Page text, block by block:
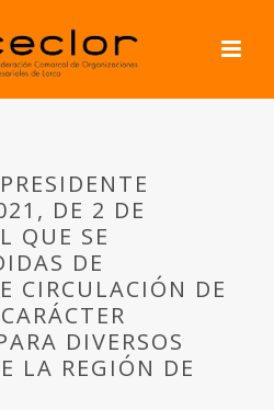
DE 2 DE
QUE SE
DE
CIRCULACIÓN DE
DIVERSOS
LA REGIÓN DE